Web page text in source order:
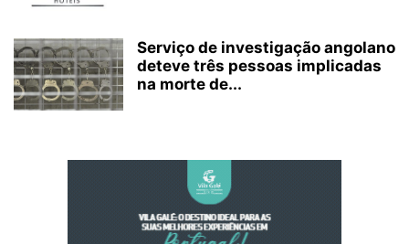
Serviço de investigação angolano
deteve três pessoas implicadas
na morte de...